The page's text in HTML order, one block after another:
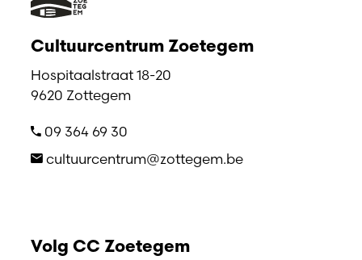
Cultuurcentrum Zoetegem
Hospitaalstraat 18-20
9620 Zottegem
09 364 69 30
cultuurcentrum@zottegem.be
Volg CC Zoetegem